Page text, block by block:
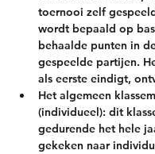
toernooi zelf
wordt bepaald op
behaalde punten in
gespeelde partijen.
als eerste eindigt,
Het algemeen
(individueel): dit
gedurende het hele
gekeken naar